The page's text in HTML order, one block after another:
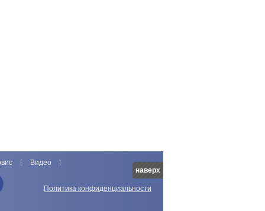
наверх
Видео
Политика конфиденциальности